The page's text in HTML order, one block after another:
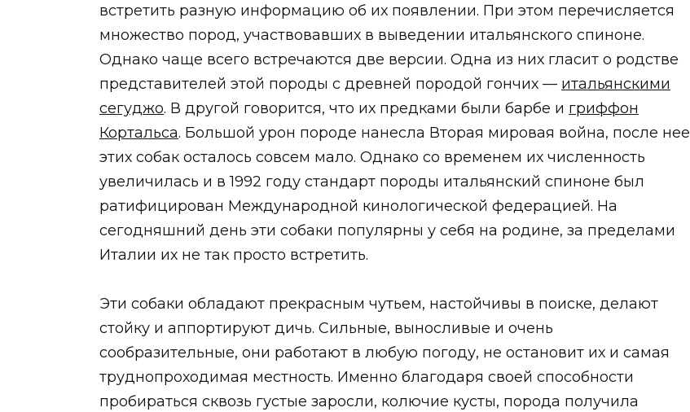
встретить разную информацию об их появлении. При этом перечисляется
множество пород, участвовавших в выведении итальянского спиноне.
Однако чаще всего встречаются две версии. Одна из них гласит о родстве
представителей этой породы с древней породой гончих — итальянскими
сегуджо. В другой говорится, что их предками были барбе и гриффон
Кортальса. Большой урон породе нанесла Вторая мировая война, после нее
этих собак осталось совсем мало. Однако со временем их численность
увеличилась и в 1992 году стандарт породы итальянский спиноне был
ратифицирован Международной кинологической федерацией. На
сегодняшний день эти собаки популярны у себя на родине, за пределами
Италии их не так просто встретить.
Эти собаки обладают прекрасным чутьем, настойчивы в поиске, делают
стойку и аппортируют дичь. Сильные, выносливые и очень
сообразительные, они работают в любую погоду, не остановит их и самая
труднопроходимая местность. Именно благодаря своей способности
пробираться сквозь густые заросли, колючие кусты, порода получила